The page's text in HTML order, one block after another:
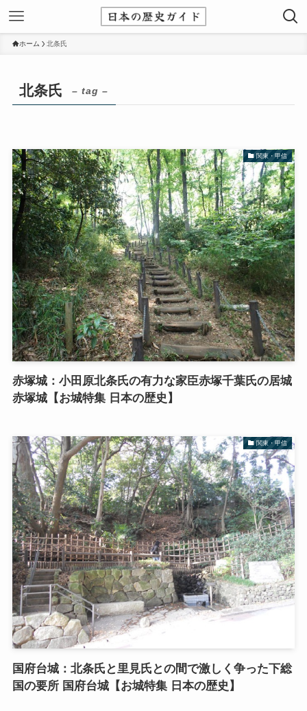
ホーム 北条氏
北条氏 – tag –
関東・甲信
赤塚城：小田原北条氏の有力な家臣赤塚千葉氏の居城
赤塚城【お城特集 日本の歴史】
関東・甲信
国府台城：北条氏と里見氏との間で激しく争った下総
国の要所 国府台城【お城特集 日本の歴史】